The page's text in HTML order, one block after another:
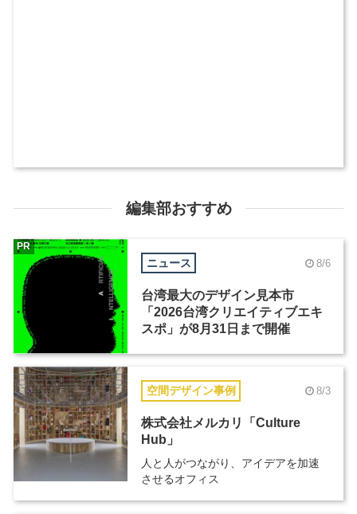
編集部おすすめ
ニュース 8/6
台湾最大のデザイン見本市
「2026台湾クリエイティブエキ
スポ」が8月31日まで開催
PR
空間デザイン事例 8/3
株式会社メルカリ「Culture
Hub」
人と人がつながり、アイデアを加速
させるオフィス